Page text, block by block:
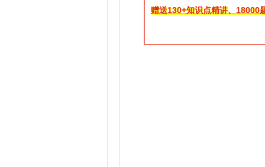
赠送130+知识点精讲、18000